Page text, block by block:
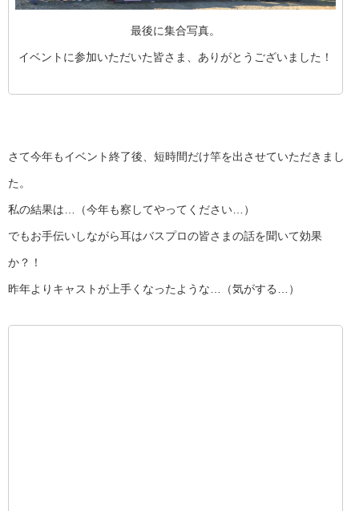
最後に集合写真。
イベントに参加いただいた皆さま、ありがとうございました！
さて今年もイベント終了後、短時間だけ竿を出させていただきまし
た。
私の結果は…（今年も察してやってください…）
でもお手伝いしながら耳はバスプロの皆さまの話を聞いて効果
か？！
昨年よりキャストが上手くなったような…（気がする…）